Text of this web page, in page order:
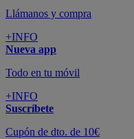
Llámanos y compra
+INFO
Nueva app
Todo en tu móvil
+INFO
Suscríbete
Cupón de dto. de 10€